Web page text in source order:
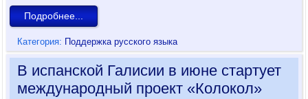
Подробнее...
Категория: Поддержка русского языка
В испанской Галисии в июне стартует
международный проект «Колокол»